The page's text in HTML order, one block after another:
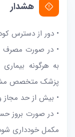
هشدار
• دور از دسترس
• در صورت مصرف
به هرگونه
پزشک متخصص
• بیش از حد
• در صورت بروز
مکمل خوددارى